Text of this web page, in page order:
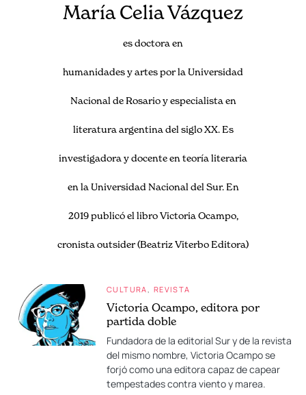
María Celia Vázquez
es doctora en
humanidades y artes por la Universidad
Nacional de Rosario y especialista en
literatura argentina del siglo XX. Es
investigadora y docente en teoría literaria
en la Universidad Nacional del Sur. En
2019 publicó el libro Victoria Ocampo,
cronista outsider (Beatriz Viterbo Editora)
CULTURA REVISTA
Victoria Ocampo, editora por
partida doble
Fundadora de la editorial Sur y de la revista
del mismo nombre, Victoria Ocampo se
forjó como una editora capaz de capear
tempestades contra viento y marea.